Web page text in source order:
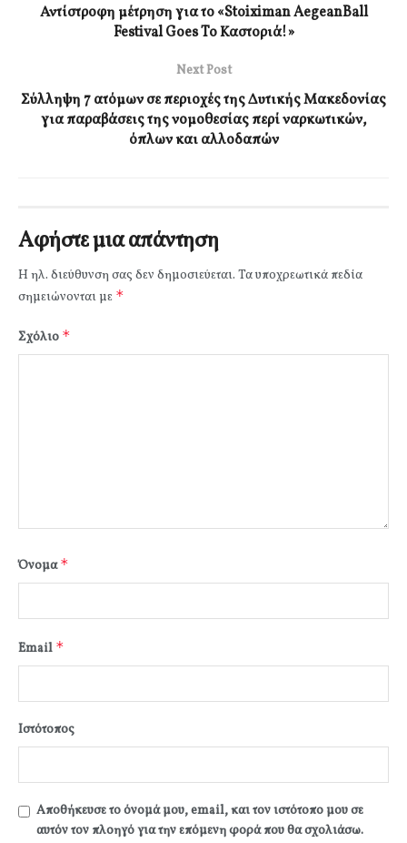
Αντίστροφη μέτρηση για το «Stoiximan AegeanBall
Festival Goes To Καστοριά!»
Next Post
Σύλληψη 7 ατόμων σε περιοχές της Δυτικής Μακεδονίας
για παραβάσεις της νομοθεσίας περί ναρκωτικών,
όπλων και αλλοδαπών
Αφήστε μια απάντηση
Η ηλ. διεύθυνση σας δεν δημοσιεύεται. Τα υποχρεωτικά πεδία
σημειώνονται με *
Σχόλιο *
Όνομα*
Email *
Ιστότοπος
Αποθήκευσε το όνομά μου, email, και τον ιστότοπο μου σε
αυτόν τον πλοηγό για την επόμενη φορά που θα σχολιάσω.